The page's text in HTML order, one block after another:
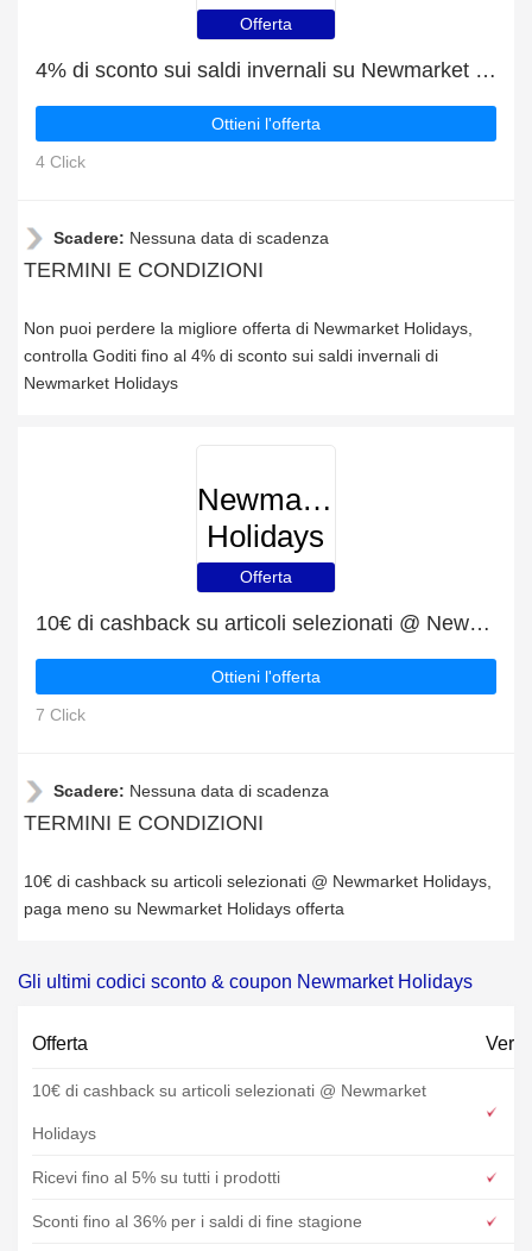
Offerta
4% di sconto sui saldi invernali su Newmarket Holidays
Ottieni l'offerta
4 Click
Scadere: Nessuna data di scadenza
TERMINI E CONDIZIONI
Non puoi perdere la migliore offerta di Newmarket Holidays,
controlla Goditi fino al 4% di sconto sui saldi invernali di
Newmarket Holidays
Newmarket
Holidays
Offerta
10€ di cashback su articoli selezionati @ Newmarket Holidays
Ottieni l'offerta
7 Click
Scadere: Nessuna data di scadenza
TERMINI E CONDIZIONI
10€ di cashback su articoli selezionati @ Newmarket Holidays,
paga meno su Newmarket Holidays offerta
Gli ultimi codici sconto & coupon Newmarket Holidays
Offerta
10€ di cashback su articoli selezionati @ Newmarket
Holidays
Ricevi fino al 5% su tutti i prodotti
Sconti fino al 36% per i saldi di fine stagione